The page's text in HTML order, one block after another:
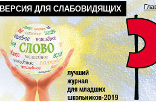
ВЕРСИЯ ДЛЯ СЛАБОВИДЯЩИХ